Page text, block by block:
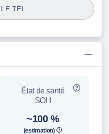
TÉL
État de santé
SOH
~100 %
(estimation)